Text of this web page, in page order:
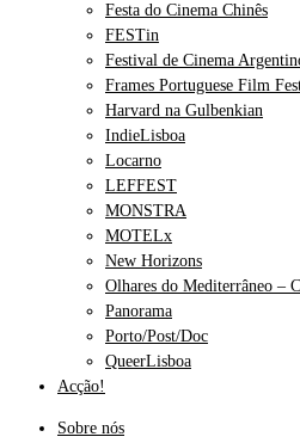
Festa do Cinema Chinês
FESTin
Festival de Cinema
Frames Portuguese Film
Harvard na Gulbenkian
IndieLisboa
Locarno
LEFFEST
MONSTRA
MOTELx
New Horizons
Olhares do Mediterrâneo –
Panorama
Porto/Post/Doc
QueerLisboa
Acção!
Sobre nós